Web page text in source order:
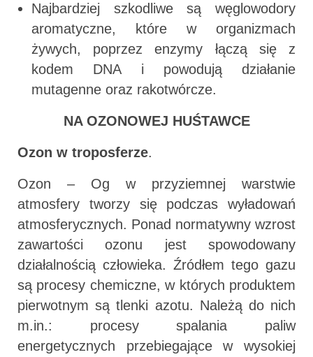
Najbardziej szkodliwe są węglowodory
aromatyczne, które w organizmach
żywych, poprzez enzymy łączą się z
kodem DNA i powodują działanie
mutagenne oraz rakotwórcze.
NA OZONOWEJ HUŚTAWCE
Ozon w troposferze.
Ozon – Og w przyziemnej warstwie
atmosfery tworzy się podczas wyładowań
atmosferycznych. Ponad normatywny wzrost
zawartości ozonu jest spowodowany
działalnością człowieka. Źródłem tego gazu
są procesy chemiczne, w których produktem
pierwotnym są tlenki azotu. Należą do nich
m.in.: procesy spalania paliw
energetycznych przebiegające w wysokiej